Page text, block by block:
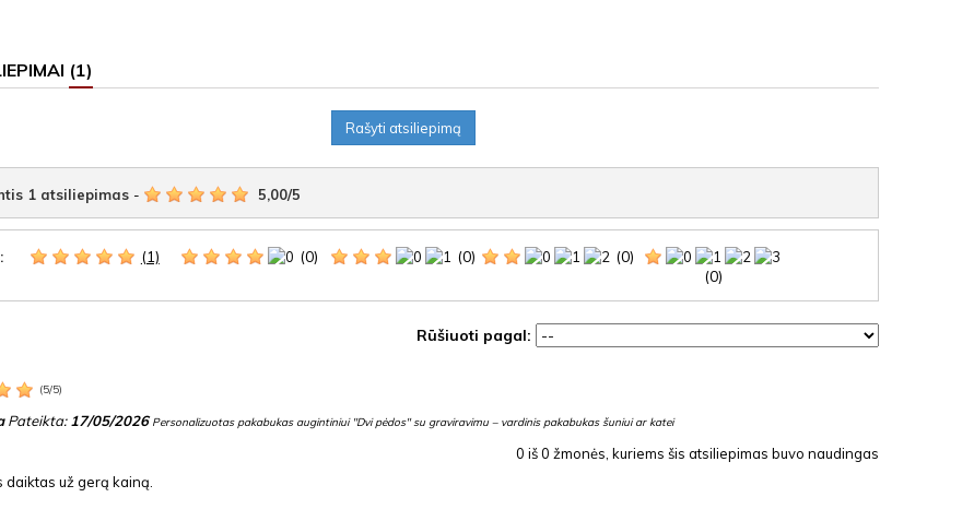
(1)
Rašyti atsiliepimą
1 atsiliepimas - 5,00/5
(1) (0) (0)
(0)
(0)
Rūšiuoti pagal:
(5/5)
Pateikta: 17/05/2026 Personalizuotas pakabukas augintiniui "Dvi pėdos" su graviravimu – vardinis pakabukas šuniui ar katei
0 iš0 žmonės, kuriems šis atsiliepimas buvo naudingas
daiktas už gerą kainą.